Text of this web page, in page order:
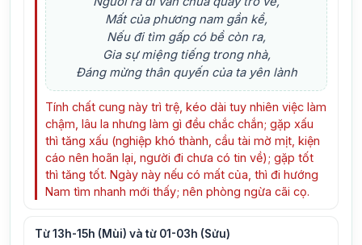
Mất của phương nam gần kề,
Nếu đi tìm gấp có bề còn ra,
Gia sự miệng tiếng trong nhà,
Đáng mừng thân quyến của ta yên lành
Tính chất cung này trì trệ, kéo dài tuy nhiên việc làm
chậm, lâu la nhưng làm gì đều chắc chắn; gặp xấu
thì tăng xấu (nghiệp khó thành, cầu tài mờ mịt, kiện
cáo nên hoãn lại, người đi chưa có tin về); gặp tốt
thì tăng tốt. Ngày này nếu có mất của, thì đi hướng
Nam tìm nhanh mới thấy; nên phòng ngừa cãi cọ.
Từ 13h-15h (Mùi) và từ 01-03h (Sửu)